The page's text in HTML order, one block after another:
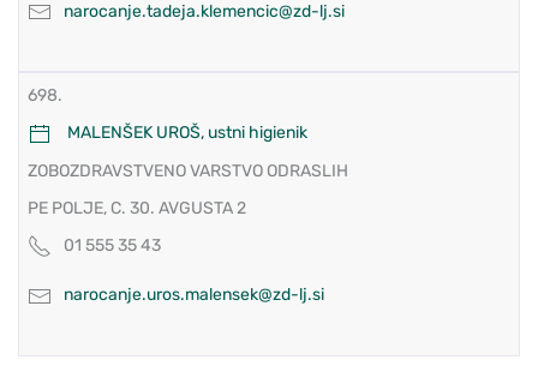
narocanje.tadeja.klemencic@zd-lj.si
698.
MALENŠEK UROŠ, ustni higienik
ZOBOZDRAVSTVENO VARSTVO ODRASLIH
PE POLJE, C. 30. AVGUSTA 2
01 555 35 43
narocanje.uros.malensek@zd-lj.si